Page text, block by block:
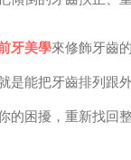
牙美學來修飾牙齒
是能把牙齒排列跟
的困擾，重新找回